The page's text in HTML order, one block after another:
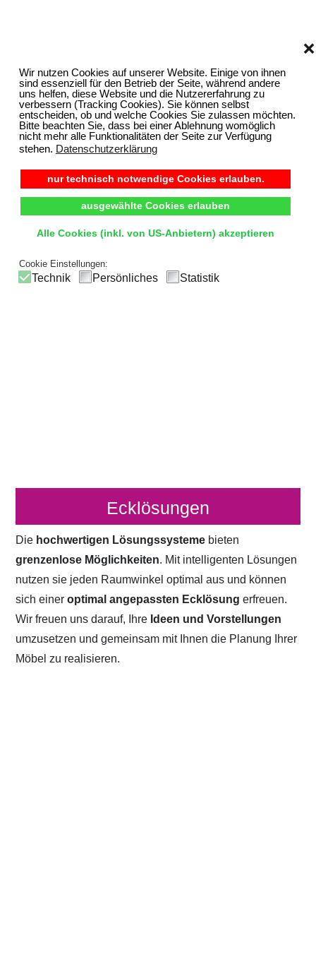
Wir nutzen Cookies auf unserer Website. Einige von ihnen
sind essenziell für den Betrieb der Seite, während andere
uns helfen, diese Website und die Nutzererfahrung zu
verbessern (Tracking Cookies). Sie können selbst
entscheiden, ob und welche Cookies Sie zulassen möchten.
Bitte beachten Sie, dass bei einer Ablehnung womöglich
nicht mehr alle Funktionalitäten der Seite zur Verfügung
stehen. Datenschutzerklärung
nur technisch notwendige Cookies erlauben.
ausgewählte Cookies erlauben
Alle Cookies (inkl. von US-Anbietern) akzeptieren
❌
Cookie Einstellungen:
Technik Persönliches Statistik
Ecklösungen
Die hochwertigen Lösungssysteme bieten
grenzenlose Möglichkeiten. Mit intelligenten Lösungen
nutzen sie jeden Raumwinkel optimal aus und können
sich eineroptimal angepassten Ecklösung erfreuen.
Wir freuen uns darauf, Ihre Ideen und Vorstellungen
umzusetzen und gemeinsam mit Ihnen die Planung Ihrer
Möbel zu realisieren.